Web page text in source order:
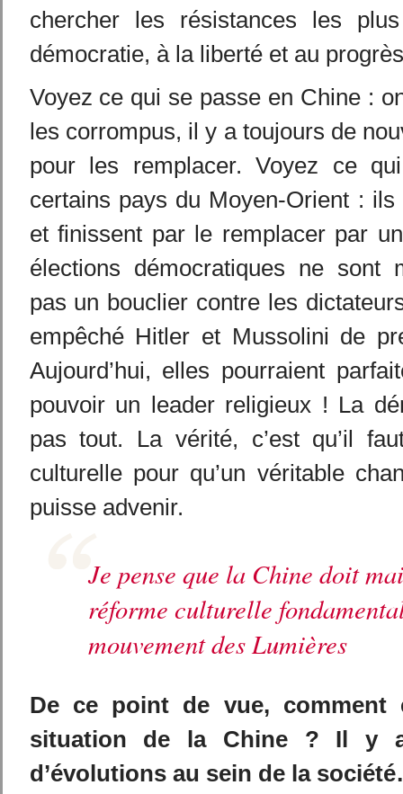
chercher les résistances les
démocratie, à la liberté et au
Voyez ce qui se passe en Chine :
les corrompus, il y a toujours de
pour les remplacer. Voyez ce
certains pays du Moyen-Orient : ils
et finissent par le remplacer par
élections démocratiques ne sont
pas un bouclier contre les
empêché Hitler et Mussolini de
Aujourd’hui, elles pourraient
pouvoir un leader religieux ! La
pas tout. La vérité, c’est qu’il
culturelle pour qu’un véritable
puisse advenir.
Je pense que la Chine doit
réforme culturelle
mouvement des Lumières
De ce point de vue, comment
situation de la Chine ? Il y
d’évolutions au sein de la